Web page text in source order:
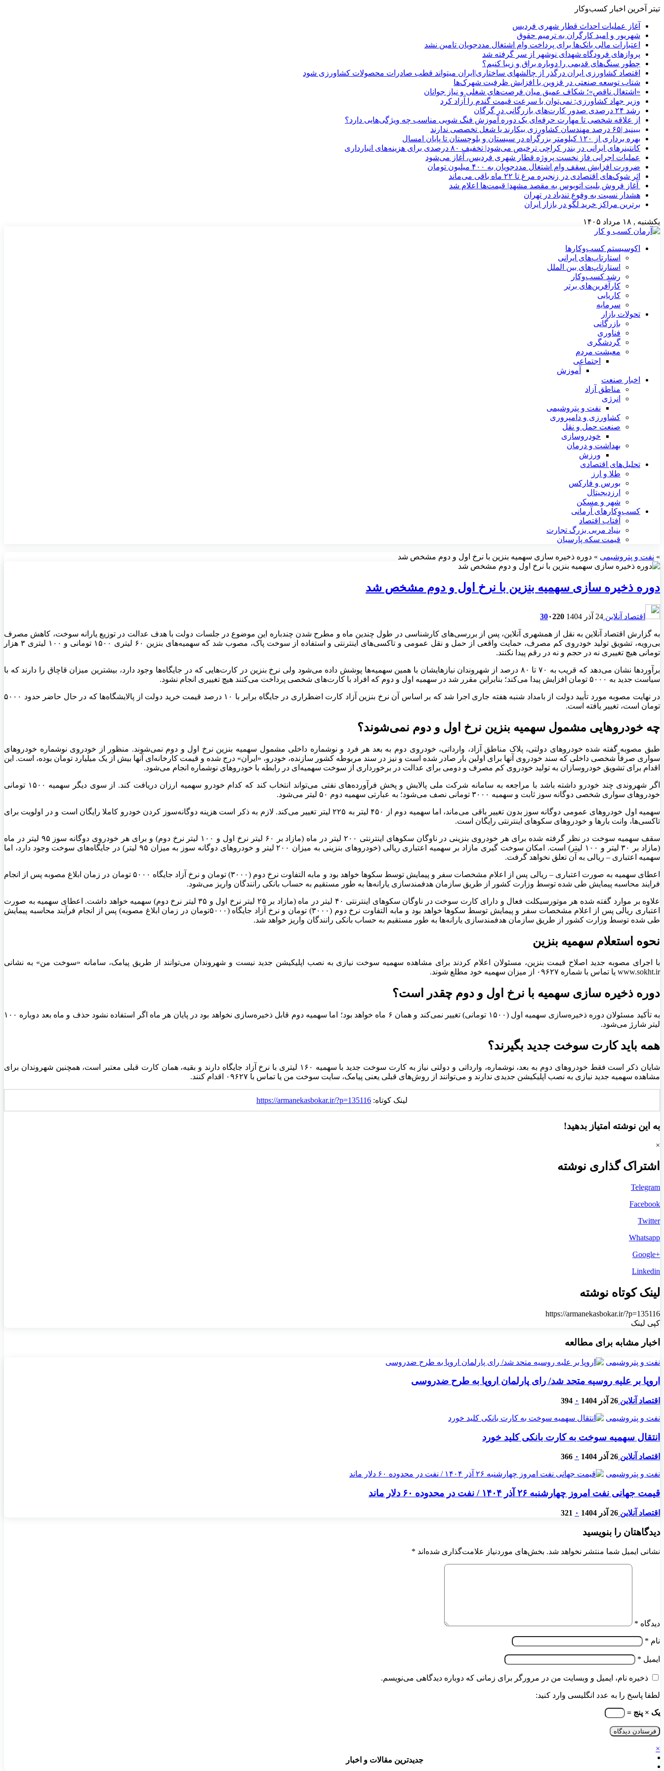
تیتر آخرین اخبار کسب‌وکار
آغاز عملیات احداث قطار شهری فردیس
شهریور و امید کارگران به ترمیم حقوق
اعتبارات مالی بانک‌ها برای پرداخت وام اشتغال مددجویان تامین نشد
پروازهای فرودگاه شهدای نوشهر از سر گرفته شد
چطور سنگ‌های قدیمی را دوباره براق و زیبا کنیم؟
اقتصاد کشاورزی ایران درگذر از چالشهای ساختاری|ایران میتواند قطب صادرات محصولات کشاورزی شود
شتاب توسعه صنعتی در قزوین با افزایش ظرفیت شهرک‌ها
«اشتغال ناقص»؛ شکاف عمیق میان فرصت‌های شغلی و نیاز جوانان
وزیر جهاد کشاورزی: نمی‌توان با سرعت قیمت گندم را آزاد کرد
رشد ۲۴ درصدی صدور کارت‌های بازرگانی در گرگان
از علاقه شخصی تا مهارت حرفه‌ای یک دوره آموزش فنگ شویی مناسب چه ویژگی‌هایی دارد؟
ببینید |۶۵ درصد مهندسان کشاورزی بیکارند یا شغل تخصصی ندارند
بهره برداری از ۱۲۰ کیلومتر بزرگراه در سیستان و بلوچستان تا پایان امسال
کانتینرهای ایرانی در بندر کراچی ترخیص می‌شود| تخفیف ۸۰ درصدی برای هزینه‌های انبارداری
عملیات اجرایی فاز نخست پروژه قطار شهری فردیس، آغاز می‌شود
ضرورت افزایش سقف وام اشتغال مددجویان به ۴۰۰ میلیون تومان
اثر شوک‌های اقتصادی در زنجیره مرغ تا ۲۲ ماه باقی می‌ماند
آغاز فروش بلیت اتوبوس به مقصد مشهد| قیمت‌ها اعلام شد
هشدار نسبت به وفوع تندباد در تهران
برترین مراکز خرید لگو در بازار ایران
یکشنبه , ۱۸ مرداد ۱۴۰۵
اکوسیستم کسب‌وکارها
استارتاپ‌های ایرانی
استارتاپ‌های بین الملل
رشد کسب‌وکار
کارآفرین‌های برتر
کاریابی
سرمایه
تحولات بازار
بازرگانی
فناوری
گردشگری
معیشت مردم
اجتماعی
آموزش
اخبار صنعت
مناطق آزاد
انرژی
نفت و پتروشیمی
کشاورزی و دامپروری
صنعت حمل و نقل
خودروسازی
بهداشت و درمان
ورزش
تحلیل‌های اقتصادی
طلا و ارز
بورس و فارکس
ارزدیجیتال
شهر و مسکن
کسب‌وکارهای آرمانی
آفتاب اقتصاد
بنیاد مربی بزرگ تجارت
قیمت سکه پارسیان
» نفت و پتروشیمی » دوره ذخیره سازی سهمیه بنزین با نرخ اول و دوم مشخص شد
دوره ذخیره سازی سهمیه بنزین با نرخ اول و دوم مشخص شد
اقتصاد آنلاین 24 آذر 1404 30۰220
به گزارش اقتصاد آنلاین به نقل از همشهری آنلاین، پس از بررسی‌های کارشناسی در طول چندین ماه و مطرح شدن چندباره این موضوع در جلسات دولت با هدف عدالت در توزیع یارانه سوخت، کاهش مصرف
بی‌رویه، تشویق تولید خودروی کم مصرف، حمایت واقعی از حمل و نقل عمومی و تاکسی‌های اینترنتی و استفاده از سوخت پاک، مصوب شد که سهمیه‌های بنزین ۶۰ لیتری ۱۵۰۰ تومانی و ۱۰۰ لیتری ۳ هزار
تومانی هیچ تغییری نه در حجم و نه در رقم پیدا نکنند.
برآورد‌ها نشان می‌دهد که قریب به ۷۰ تا ۸۰ درصد از شهروندان نیازهایشان با همین سهمیه‌ها پوشش داده می‌شود ولی نرخ بنزین در کارت‌هایی که در جایگاه‌ها وجود دارد، بیشترین میزان قاچاق را دارند که با
سیاست جدید به ۵۰۰۰ تومان افزایش پیدا می‌کند؛ بنابراین مقرر شد در سهمیه اول و دوم که افراد با کارت‌های شخصی پرداخت می‌کنند هیچ تغییری انجام نشود.
در نهایت مصوبه مورد تأیید دولت از بامداد شنبه هفته جاری اجرا شد که بر اساس آن نرخ بنزین آزاد کارت اضطراری در جایگاه برابر با ۱۰ درصد قیمت خرید دولت از پالایشگاه‌ها که در حال حاضر حدود ۵۰۰۰
تومان است، تغییر یافته است.
چه خودرو‌هایی مشمول سهمیه بنزین نرخ اول و دوم نمی‌شوند؟
طبق مصوبه گفته شده خودرو‌های دولتی، پلاک مناطق آزاد، وارداتی، خودروی دوم به بعد هر فرد و نوشماره داخلی مشمول سهمیه بنزین نرخ اول و دوم نمی‌شوند. منظور از خودروی نوشماره خودرو‌های
سواری صرفاً شخصی داخلی که سند خودروی آنها برای اولین بار صادر شده است و نیز در سند مربوطه کشور سازنده، خودرو، «ایران» درج شده و قیمت کارخانه‌ای آنها بیش از یک میلیارد تومان بوده، است. این
اقدام برای تشویق خودروسازان به تولید خودروی کم مصرف و دومی برای عدالت در برخورداری از سوخت سهمیه‌ای در رابطه با خودرو‌های نوشماره انجام می‌شود.
اگر شهروندی چند خودرو داشته باشد با مراجعه به سامانه شرکت ملی پالایش و پخش فرآورده‌های نفتی می‌تواند انتخاب کند که کدام خودرو سهمیه ارزان دریافت کند. از سوی دیگر سهمیه ۱۵۰۰ تومانی
خودرو‌های سواری شخصی دوگانه سوز ثابت و سهمیه ۳۰۰۰ تومانی نصف می‌شود؛ به عبارتی سهمیه دوم ۵۰ لیتر می‌شود.
سهمیه اول خودرو‌های عمومی دوگانه سوز بدون تغییر باقی می‌ماند، اما سهمیه دوم از ۴۵۰ لیتر به ۲۲۵ لیتر تغییر می‌کند. لازم به ذکر است هزینه دوگانه‌سوز کردن خودرو کاملا رایگان است و در اولویت برای
تاکسی‌ها، وانت بار‌ها و خودرو‌های سکو‌های اینترنتی رایگان است.
سقف سهمیه سوخت در نظر گرفته شده برای هر خودروی بنزینی در ناوگان سکو‌های اینترنتی ۲۰۰ لیتر در ماه (مازاد بر ۶۰ لیتر نرخ اول و ۱۰۰ لیتر نرخ دوم) و برای هر خودروی دوگانه سوز ۹۵ لیتر در ماه
(مازاد بر ۳۰ لیتر و ۱۰۰ لیتر) است. امکان سوخت گیری مازاد بر سهمیه اعتباری ریالی (خودرو‌های بنزینی به میزان ۲۰۰ لیتر و خودرو‌های دوگانه سوز به میزان ۹۵ لیتر) در جایگاه‌های سوخت وجود دارد، اما
سهمیه اعتباری – ریالی به آن تعلق نخواهد گرفت.
اعطای سهمیه به صورت اعتباری – ریالی پس از اعلام مشخصات سفر و پیمایش توسط سکو‌ها خواهد بود و مابه التفاوت نرخ دوم (۳۰۰۰) تومان و نرخ آزاد جایگاه ۵۰۰۰ تومان در زمان ابلاغ مصوبه پس از انجام
فرایند محاسبه پیمایش طی شده توسط وزارت کشور از طریق سازمان هدفمندسازی یارانه‌ها به طور مستقیم به حساب بانکی رانندگان واریز می‌شود.
علاوه بر موارد گفته شده هر موتورسیکلت فعال و دارای کارت سوخت در ناوگان سکو‌های اینترنتی ۴۰ لیتر در ماه (مازاد بر ۲۵ لیتر نرخ اول و ۳۵ لیتر نرخ دوم) سهمیه خواهد داشت. اعطای سهمیه به صورت
اعتباری ریالی پس از اعلام مشخصات سفر و پیمایش توسط سکو‌ها خواهد بود و مابه التفاوت نرخ دوم (۳۰۰۰) تومان و نرخ آزاد جایگاه (۵۰۰۰تومان در زمان ابلاغ مصوبه) پس از انجام فرآیند محاسبه پیمایش
طی شده توسط وزارت کشور از طریق سازمان هدفمندسازی یارانه‌ها به طور مستقیم به حساب بانکی رانندگان واریز خواهد شد.
نحوه استعلام سهمیه بنزین
با اجرای مصوبه جدید اصلاح قیمت بنزین، مسئولان اعلام کردند برای مشاهده سهمیه سوخت نیازی به نصب اپلیکیشن جدید نیست و شهروندان می‌توانند از طریق پیامک، سامانه «سوخت من» به نشانی
www.sokht.ir یا تماس با شماره ۰۹۶۲۷ از میزان سهمیه خود مطلع شوند.
دوره ذخیره سازی سهمیه با نرخ اول و دوم چقدر است؟
به تأکید مسئولان دوره ذخیره‌سازی سهمیه اول (۱۵۰۰ تومانی) تغییر نمی‌کند و همان ۶ ماه خواهد بود؛ اما سهمیه دوم قابل ذخیره‌سازی نخواهد بود در پایان هر ماه اگر استفاده نشود حذف و ماه بعد دوباره ۱۰۰
لیتر شارژ می‌شود.
همه باید کارت سوخت جدید بگیرند؟
شایان ذکر است فقط خودرو‌های دوم به بعد، نوشماره، وارداتی و دولتی نیاز به کارت سوخت جدید با سهمیه ۱۶۰ لیتری با نرخ آزاد جایگاه دارند و بقیه، همان کارت قبلی معتبر است، همچنین شهروندان برای
مشاهده سهمیه جدید نیازی به نصب اپلیکیشن جدیدی ندارند و می‌توانند از روش‌های قبلی یعنی پیامک، سایت سوخت من یا تماس با ۰۹۶۲۷ اقدام کنند.
لینک کوتاه: https://armanekasbokar.ir/?p=135116
به این نوشته امتیاز بدهید!
×
اشتراک گذاری نوشته
Telegram
Facebook
Twitter
Whatsapp
+Google
Linkedin
لینک کوتاه نوشته
https://armanekasbokar.ir/?p=135116
کپی لینک
اخبار مشابه برای مطالعه
نفت و پتروشیمی
اروپا بر علیه روسیه متحد شد/ رای پارلمان اروپا به طرح ضدروسی
اقتصاد آنلاین 26 آذر 1404 ۰ 394
نفت و پتروشیمی
انتقال سهمیه سوخت به کارت بانکی کلید خورد
اقتصاد آنلاین 26 آذر 1404 ۰ 366
نفت و پتروشیمی
قیمت جهانی نفت امروز چهارشنبه ۲۶ آذر ۱۴۰۴ / نفت در محدوده ۶۰ دلار ماند
اقتصاد آنلاین 26 آذر 1404 ۰ 321
دیدگاهتان را بنویسید
نشانی ایمیل شما منتشر نخواهد شد. بخش‌های موردنیاز علامت‌گذاری شده‌اند *
دیدگاه *
نام *
ایمیل *
ذخیره نام، ایمیل و وبسایت من در مرورگر برای زمانی که دوباره دیدگاهی می‌نویسم.
لطفا پاسخ را به عدد انگلیسی وارد کنید:
یک × پنج =
جدیدترین مقالات و اخبار
×